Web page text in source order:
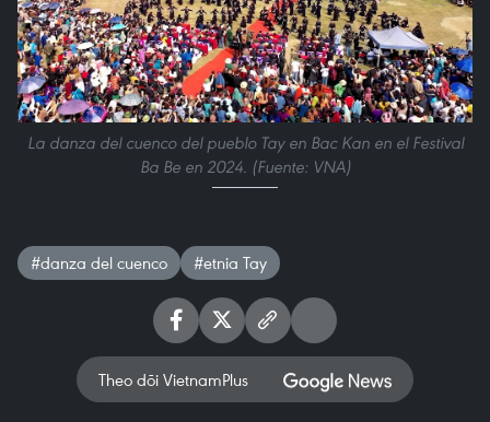
La danza del cuenco del pueblo Tay en Bac Kan en el Festival
Ba Be en 2024. (Fuente: VNA)
#danza del cuenco #etnia Tay
Theo dõi VietnamPlus